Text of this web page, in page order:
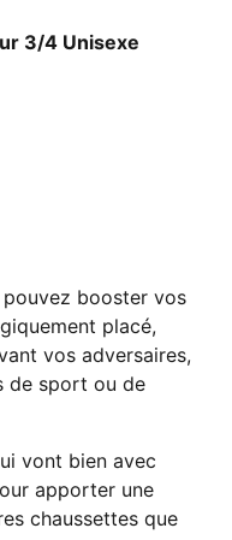
3/4 Unisexe
booster vos
placé,
vos adversaires,
de sport ou de
vont bien avec
apporter une
chaussettes que